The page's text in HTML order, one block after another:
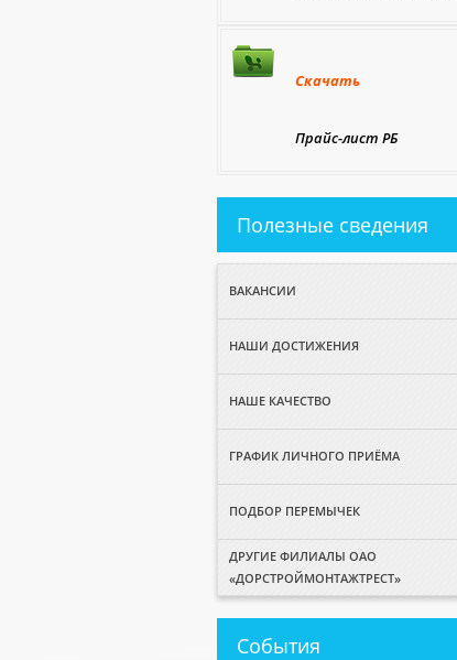
Скачать
Прайс-лист РБ
Полезные сведения
ВАКАНСИИ
НАШИ ДОСТИЖЕНИЯ
НАШЕ КАЧЕСТВО
ГРАФИК ЛИЧНОГО ПРИЁМА
ПОДБОР ПЕРЕМЫЧЕК
ДРУГИЕ ФИЛИАЛЫ ОАО
«ДОРСТРОЙМОНТАЖТРЕСТ»
События